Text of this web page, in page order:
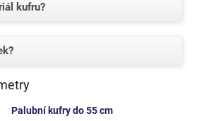
kufru?
Palubní kufry do 55 cm